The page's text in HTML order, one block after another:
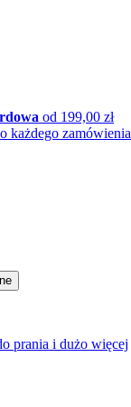
od 199,00 zł
każdego zamówienia
prania i dużo więcej